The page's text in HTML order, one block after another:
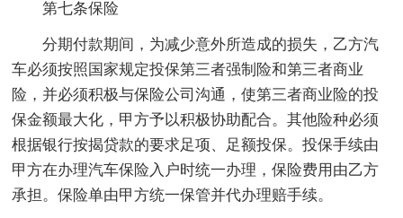
第七条保险
分期付款期间，为减少意外所造成的损失，乙方汽
车必须按照国家规定投保第三者强制险和第三者商业
险，并必须积极与保险公司沟通，使第三者商业险的投
保金额最大化，甲方予以积极协助配合。其他险种必须
根据银行按揭贷款的要求足项、足额投保。投保手续由
甲方在办理汽车保险入户时统一办理，保险费用由乙方
承担。保险单由甲方统一保管并代办理赔手续。